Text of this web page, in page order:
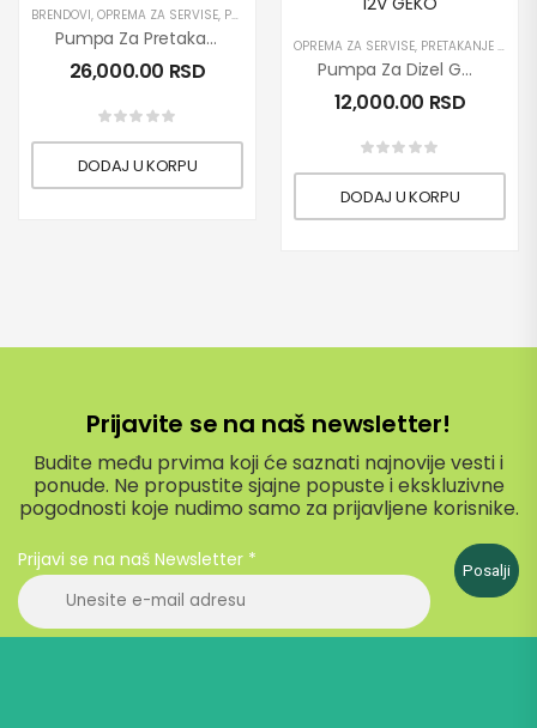
BRENDOVI, OPREMA ZA SERVISE, PRETAKANJE DIZEL GORIVA , PRETAKANJE ULJA
Pumpa Za Pretakanje Tečnosti Rover 40
26,000.00 RSD
DODAJ U KORPU
OPREMA ZA SERVISE, PRETAKANJE DIZEL GORIVA
Pumpa Za Dizel Gorivo / Naftu 230V C-60/B02
12,000.00 RSD
DODAJ U KORPU
Prijavite se na naš newsletter!
Budite među prvima koji će saznati najnovije vesti i
ponude. Ne propustite sjajne popuste i ekskluzivne
pogodnosti koje nudimo samo za prijavljene korisnike.
Prijavi se na naš Newsletter * Posalji